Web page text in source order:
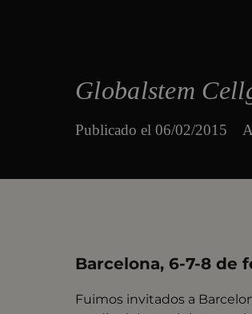
Globalstem
Publicado el 06/02/2015
Barcelona, 6-7-8 de
Fuimos invitados a